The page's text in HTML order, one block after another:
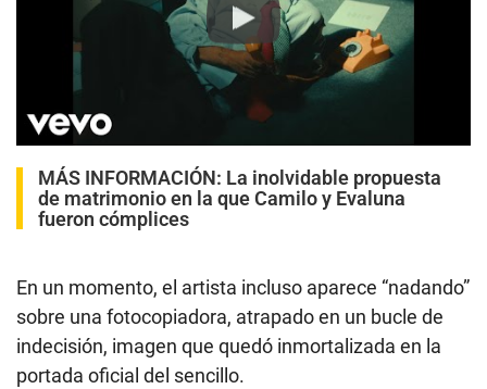
Play
MÁS INFORMACIÓN: La inolvidable propuesta
de matrimonio en la que Camilo y Evaluna
fueron cómplices
En un momento, el artista incluso aparece “nadando”
sobre una fotocopiadora, atrapado en un bucle de
indecisión, imagen que quedó inmortalizada en la
portada oficial del sencillo.